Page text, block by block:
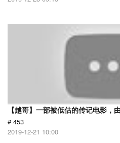
【越哥】一部被低估的传记电影，
# 453
2019-12-21 10:00